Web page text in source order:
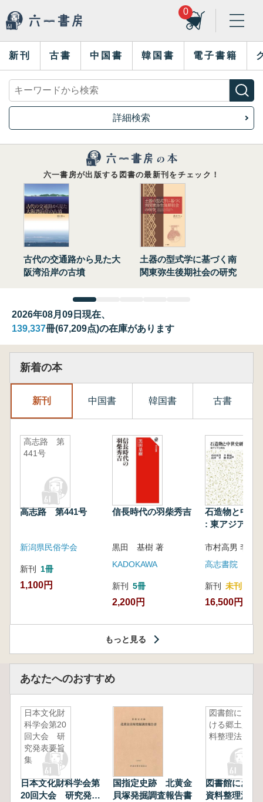
0
新刊 古書 中国書 韓国書 電子書籍
詳細検索
六一書房が出版する図書の最新刊をチェック！
古代の交通路から見た大
阪湾沿岸の古墳
土器の型式学に基づく南
関東弥生後期社会の研究
2026年08月09日現在、
139,337冊(67,209点)の在庫があります
新着の本
新刊 中国書 韓国書 古書
高志路 第
441号
高志路 第441号
新潟県民俗学会
新刊 1冊
1,100円
信長時代の羽柴秀吉
黒田 基樹 著
KADOKAWA
新刊 5冊
2,200円
石造物と中世
: 東アジアと
高志書院
新刊 未刊
16,500円
もっと見る
あなたへのおすすめ
日本文化財
科学会第20
回大会 研
究発表要旨
集
日本文化財科学会第
20回大会 研究発表
国指定史跡 北黄金
貝塚発掘調査報告書
図書館にお
ける郷土資
料整理法
図書館におけ
資料整理法